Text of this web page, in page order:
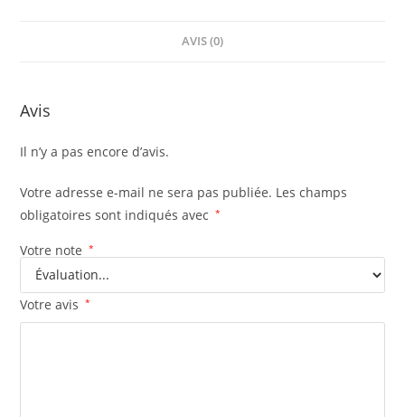
AVIS (0)
Avis
Il n’y a pas encore d’avis.
Votre adresse e-mail ne sera pas publiée. Les champs
obligatoires sont indiqués avec
*
Votre note *
Votre avis *